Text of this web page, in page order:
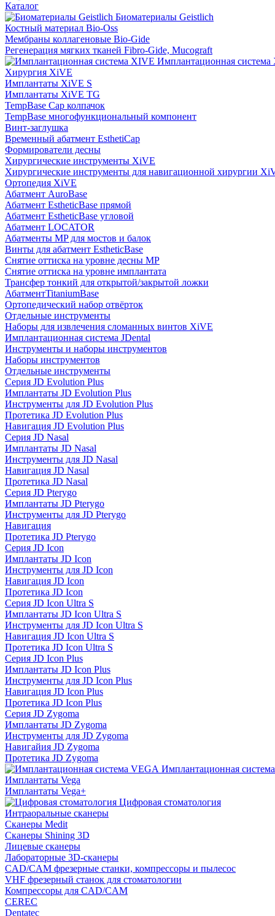
Каталог
Биоматериалы Geistlich
Костный материал Bio-Oss
Мембраны коллагеновые Bio-Gide
Регенерация мягких тканей Fibro-Gide, Mucograft
Имплантационная
Хирургия XiVE
Имплантаты XiVE S
Имплантаты XiVE TG
TempBase Cap колпачок
TempBase многофункциональный компонент
Винт-заглушка
Временный абатмент EsthetiCap
Формирователи десны
Хирургические инструменты XiVE
Хирургические инструменты для навигационной хирургии
Ортопедия XiVE
Абатмент AuroBase
Абатмент EstheticBase прямой
Абатмент EstheticBase угловой
Абатмент LOCATOR
Абатменты MP для мостов и балок
Винты для абатмент EstheticBase
Снятие оттиска на уровне десны MP
Снятие оттиска на уровне имплантата
Трансфер тонкий для открытой/закрытой ложки
АбатментTitaniumBase
Ортопедический набор отвёрток
Отдельные инструменты
Наборы для извлечения сломанных винтов XiVE
Имплантационная система JDental
Инструменты и наборы инструментов
Наборы инструментов
Отдельные инструменты
Серия JD Evolution Plus
Имплантаты JD Evolution Plus
Инструменты для JD Evolution Plus
Протетика JD Evolution Plus
Навигация JD Evolution Plus
Серия JD Nasal
Имплантаты JD Nasal
Инструменты для JD Nasal
Навигация JD Nasal
Протетика JD Nasal
Серия JD Pterygo
Имплантаты JD Pterygo
Инструменты для JD Pterygo
Навигация
Протетика JD Pterygo
Серия JD Icon
Имплантаты JD Icon
Инструменты для JD Icon
Навигация JD Icon
Протетика JD Icon
Серия JD Icon Ultra S
Имплантаты JD Icon Ultra S
Инструменты для JD Icon Ultra S
Навигация JD Icon Ultra S
Протетика JD Icon Ultra S
Серия JD Icon Plus
Имплантаты JD Icon Plus
Инструменты для JD Icon Plus
Навигация JD Icon Plus
Протетика JD Icon Plus
Серия JD Zygoma
Имплантаты JD Zygoma
Инструменты для JD Zygoma
Навигайия JD Zygoma
Протетика JD Zygoma
Имплантационная
Имплантаты Vega
Имплантаты Vega+
Цифровая стоматология
Интраоральные сканеры
Сканеры Medit
Сканеры Shining 3D
Лицевые сканеры
Лабораторные 3D-сканеры
CAD/CAM фрезерные станки, компрессоры и пылесос
VHF фрезерный станок для стоматологии
Компрессоры для CAD/CAM
CEREC
Dentatec